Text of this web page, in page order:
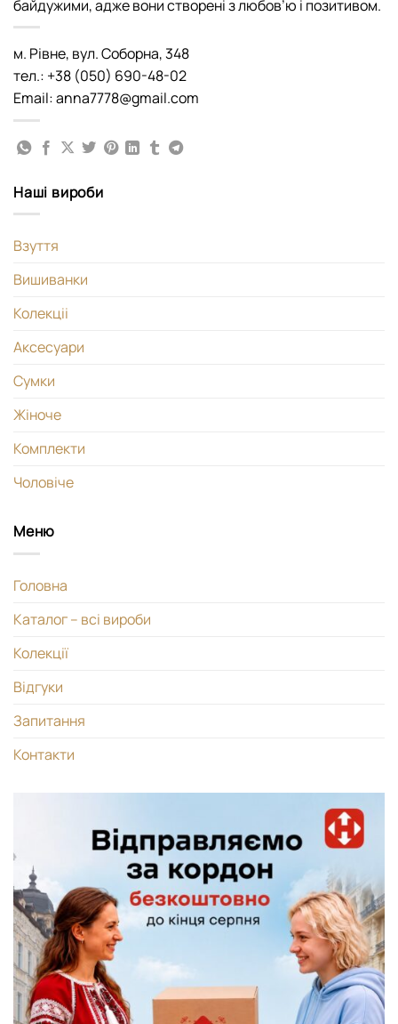
байдужими, адже вони створені з любов’ю і позитивом.
м. Рівне, вул. Соборна, 348
тел.: +38 (050) 690-48-02
Email: anna7778@gmail.com
Наші вироби
Взуття
Вишиванки
Колекціі
Аксесуари
Сумки
Жіноче
Комплекти
Чоловіче
Меню
Головна
Каталог – всі вироби
Колекції
Відгуки
Запитання
Контакти